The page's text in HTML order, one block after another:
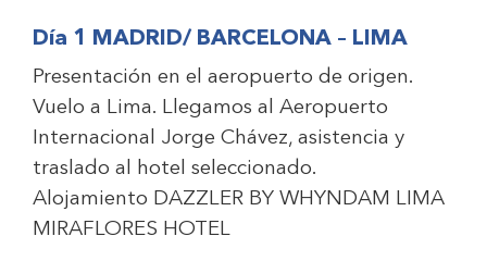
Día 1 MADRID/ BARCELONA – LIMA
Presentación en el aeropuerto de origen.
Vuelo a Lima. Llegamos al Aeropuerto
Internacional Jorge Chávez, asistencia y
traslado al hotel seleccionado.
Alojamiento DAZZLER BY WHYNDAM LIMA
MIRAFLORES HOTEL